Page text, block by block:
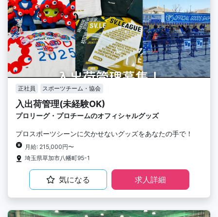
正社員 スポーツチーム・協会
入出荷管理(未経験OK)
プロリーグ・プロチームのオフィシャルグッズ
プロスポーツシーンに欠かせないグッズをあなたの手で！
月給: 215,000円〜
埼玉県草加市八幡町95-1
気になる 求人詳細